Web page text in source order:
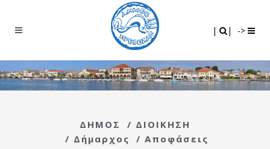
| | ->
ΔΗΜΟΣ / ΔΙΟΙΚΗΣΗ
/ Δήμαρχος / Αποφάσεις